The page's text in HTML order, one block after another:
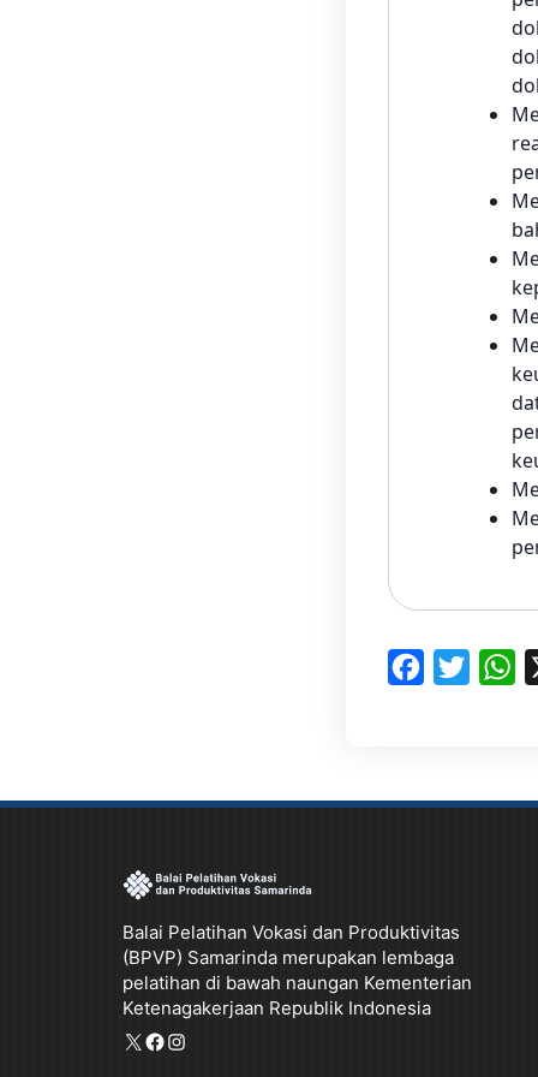
e
k
t
t
Balai Pelatihan Vokasi dan Produktivitas
(BPVP) Samarinda merupakan lembaga
pelatihan di bawah naungan Kementerian
Ketenagakerjaan Republik Indonesia
X Facebook
Instagram